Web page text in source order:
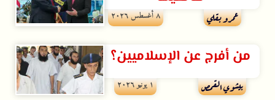
عمرو بقلي ۸ أغسطس ۲۰۲٦
من أفرج عن الإسلاميين؟
بيشوي القمص ۱ يونيو ۲۰۲٦